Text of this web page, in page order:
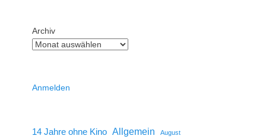
Archiv
Anmelden
14 Jahre ohne Kino Allgemein August